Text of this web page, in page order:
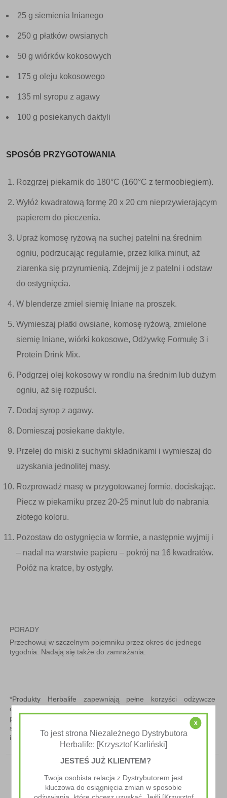
25 g siemienia lnianego
250 g płatków owsianych
50 g wiórków kokosowych
175 g oleju kokosowego
135 ml syropu z agawy
100 g posiekanych daktyli
SPOSÓB PRZYGOTOWANIA
Rozgrzej piekarnik do 180°C (160°C z termoobiegiem).
Wyłóż kwadratową formę 20 x 20 cm nieprzywierającym
papierem do pieczenia.
Upraż komosę ryżową na suchej patelni na średnim
ogniu, podrzucając regularnie, przez kilka minut, aż
ziarenka się przyrumienią. Zdejmij je z patelni i odstaw
do ostygnięcia.
W blenderze zmiel siemię lniane na proszek.
Wymieszaj płatki owsiane, komosę ryżową, zmielone
siemię lniane, wiórki kokosowe, Odżywkę Formułę 3 i
Protein Drink Mix.
Podgrzej olej kokosowy w rondlu na średnim lub dużym
ogniu, aż się rozpuści.
Dodaj syrop z agawy.
Domieszaj posiekane daktyle.
Przelej do miski z suchymi składnikami i wymieszaj do
uzyskania jednolitej masy.
Rozprowadź masę w przygotowanej formie, dociskając.
Piecz w piekarniku przez 20-25 minut lub do nabrania
złotego koloru.
Pozostaw do ostygnięcia w formie, a następnie wyjmij i
– nadal na warstwie papieru – pokrój na 16 kwadratów.
Połóż na kratce, by ostygły.
PORADY
Przechowuj w szczelnym pojemniku przez okres do jednego
tygodnia. Nadają się także do zamrażania.
*Produkty Herbalife zapewniają pełne korzyści odżywcze
opisane na etykietach tylko wówczas, gdy zostaną
przyrządzone zgodnie z instrukcją na etykiecie. Prosimy o
sprawdzenie etykiet produktów w celu uzyskania pełnej
informacji o wartościach odżywczych.
Przepisy Kulinarne Herbalife
x
To jest strona Niezależnego Dystrybutora
Herbalife: [Krzysztof Karliński]
JESTEŚ JUŻ KLIENTEM?
Twoja osobista relacja z Dystrybutorem jest
kluczowa do osiągnięcia zmian w sposobie